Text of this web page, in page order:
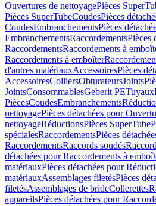
Ouvertures de nettoyagePièces
Pièces SuperTubeCoudesPièces
CoudesEmbranchementsPièces
EmbranchementsRaccordementsPièces
RaccordementsRaccordements à
Raccordements à emboîter
d'autres matériauxAccessoiresPièces
AccessoiresColliersObturateursJoints
JointsConsommablesGeberit PETuyaux
PiècesCoudesEmbranchements
nettoyagePièces détachées pour
nettoyageRéductionsPièces SuperTube
spécialesRaccordementsPièces
RaccordementsRaccords soudés
détachées pour Raccordements à
matériauxPièces détachées pour
matériauxAssemblages filetésPièces
filetésAssemblages de brideCollerettes
appareilsPièces détachées pour